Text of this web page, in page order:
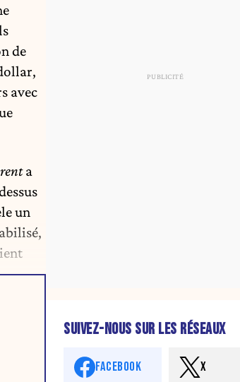
de
avec
a
un
SUIVEZ-NOUS SUR LES RÉSEAUX
FACEBOOK X